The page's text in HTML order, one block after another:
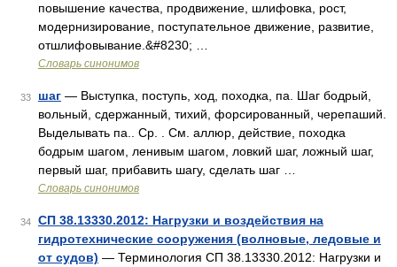
повышение качества, продвижение, шлифовка, рост,
модернизирование, поступательное движение, развитие,
отшлифовывание.&#8230; …
Словарь синонимов
33 шаг — Выступка, поступь, ход, походка, па. Шаг бодрый,
вольный, сдержанный, тихий, форсированный, черепаший.
Выделывать па.. Ср. . См. аллюр, действие, походка
бодрым шагом, ленивым шагом, ловкий шаг, ложный шаг,
первый шаг, прибавить шагу, сделать шаг …
Словарь синонимов
34
СП 38.13330.2012: Нагрузки и воздействия на
гидротехнические сооружения (волновые, ледовые и
от судов) — Терминология СП 38.13330.2012: Нагрузки и